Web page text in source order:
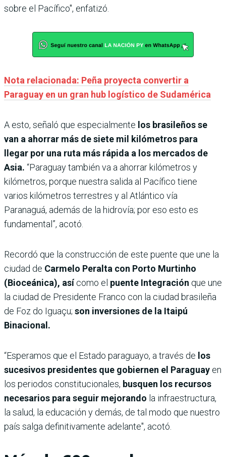
sobre el Pacífico", enfatizó.
Nota relacionada: Peña proyecta convertir a
Paraguay en un gran hub logístico de Sudamérica
A esto, señaló que especialmente los brasileños se
van a ahorrar más de siete mil kilómetros para
llegar por una ruta más rápida a los mercados de
Asia. “Paraguay también va a ahorrar kilómetros y
kilómetros, porque nuestra salida al Pacífico tiene
varios kilómetros terrestres y al Atlántico vía
Paranaguá, además de la hidrovía; por eso esto es
fundamental”, acotó.
Recordó que la construcción de este puente que une la
ciudad de Carmelo Peralta con Porto Murtinho
(Bioceánica), asícomo el puente Integración que une
la ciudad de Presidente Franco con la ciudad brasileña
de Foz do Iguaçu; son inversiones de la Itaipú
Binacional.
“Esperamos que el Estado paraguayo, a través de los
sucesivos presidentes que gobiernen el Paraguay en
los periodos constitucionales, busquen los recursos
necesarios para seguir mejorando la infraestructura,
la salud, la educación y demás, de tal modo que nuestro
país salga definitivamente adelante", acotó.